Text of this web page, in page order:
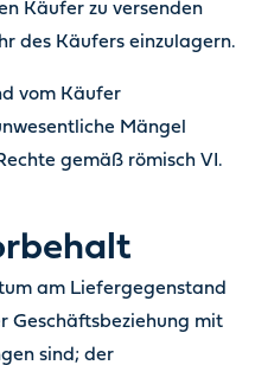
Käufer zu versenden
des Käufers einzulagern.
vom Käufer
Mängel
gemäß römisch VI.
am Liefergegenstand
Geschäftsbeziehung mit
sind; der